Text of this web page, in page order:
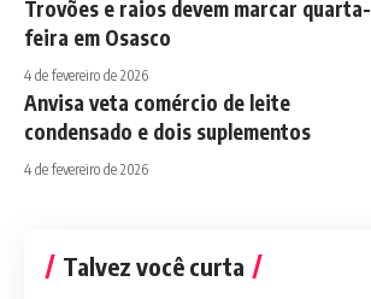
Trovões e raios devem marcar quarta-
feira em Osasco
4 de fevereiro de 2026
Anvisa veta comércio de leite
condensado e dois suplementos
4 de fevereiro de 2026
Talvez você curta